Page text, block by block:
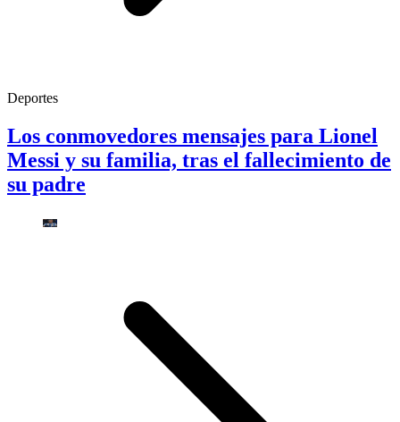
Deportes
Los conmovedores mensajes para Lionel
Messi y su familia, tras el fallecimiento de
su padre